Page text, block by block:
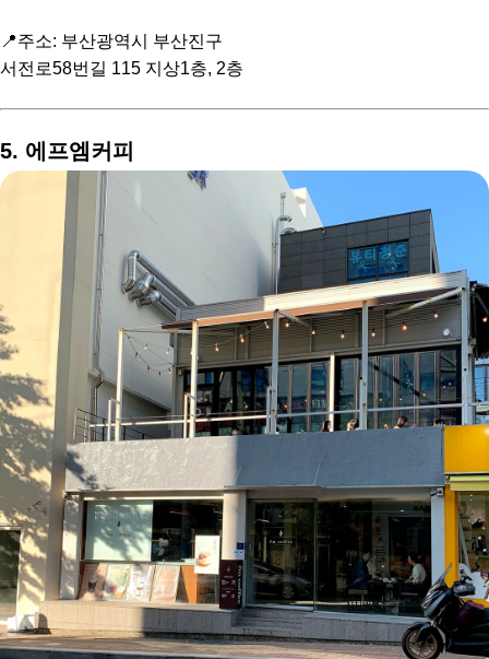
📍주소: 부산광역시 부산진구
서전로58번길 115 지상1층, 2층
5. 에프엠커피